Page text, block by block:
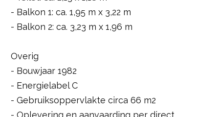
- Balkon 1: ca. 1,95 m x 3,22 m
- Balkon 2: ca. 3,23 m x 1,96 m
Overig
- Bouwjaar 1982
- Energielabel C
- Gebruiksoppervlakte circa 66 m2
- Oplevering en aanvaarding per direct